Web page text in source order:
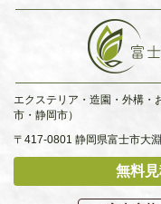
Skip
エクステリア・造園・外構・
市・静岡市）
〒417-0801 静岡県富士市大
無料